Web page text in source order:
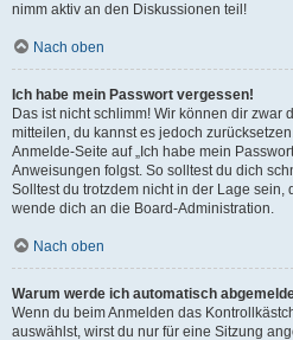
nimm aktiv an den Diskussionen teil!
Nach oben
Ich habe mein Passwort vergessen!
Das ist nicht schlimm! Wir können dir zwar
mitteilen, du kannst es jedoch
Anmelde-Seite auf „Ich habe mein
Anweisungen folgst. So solltest du dich
Solltest du trotzdem nicht in der Lage sein,
wende dich an die Board-Administration.
Nach oben
Warum werde ich automatisch
Wenn du beim Anmelden das
auswählst, wirst du nur für eine Sitzung